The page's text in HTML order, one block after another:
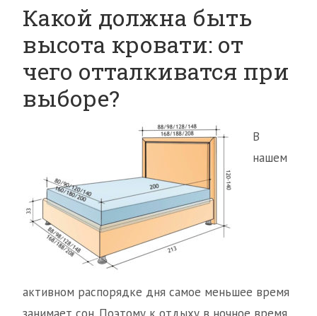
Какой должна быть
высота кровати: от
чего отталкиватся при
выборе?
В
нашем
активном распорядке дня самое меньшее время